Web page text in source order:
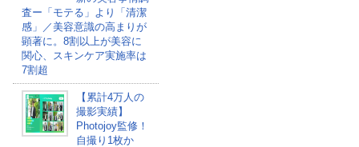
査ー「モテる」より「清潔
感」／美容意識の高まりが
顕著に。8割以上が美容に
関心、スキンケア実施率は
7割超
【累計4万人の
撮影実績】
Photojoy監修！
自撮り1枚か